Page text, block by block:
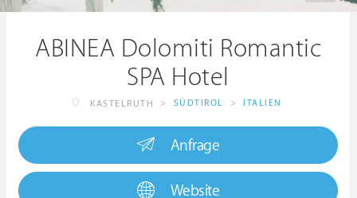
ABINEA Dolomiti Romantic
SPA Hotel
KASTELRUTH > SÜDTIROL > ITALIEN
Anfrage
Website